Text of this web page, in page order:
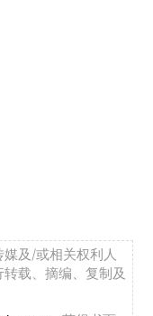
及/或相关权利人
载、摘编、复制及